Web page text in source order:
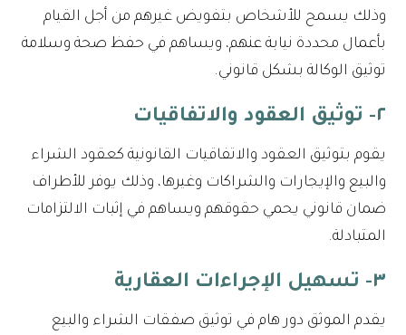
وذلك يسمح للأشخاص بتفويض غيرهم من أجل القيام
بأعمال محددة نيابة عنهم، ويساهم في حفظ صحة وسلامة
توثيق الوكالة بشكل قانوني.
٢- توثيق العقود والاتفاقيات
يقوم بتوثيق العقود والاتفاقيات القانونية كعقود الشراء
والبيع والإيجارات والشراكات وغيرها، وذلك يوفر للأطراف
ضمان قانوني يحمي حقوقهم ويساهم في إثبات الالتزامات
المتبادلة.
٣- تسهيل الإجراءات العقارية
يقدم الموثق دور هام في توثيق صفقات الشراء والبيع